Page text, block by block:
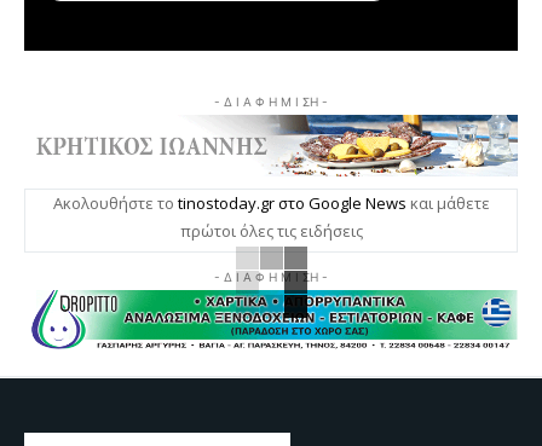
- Δ Ι Α Φ Η Μ Ι ΣΗ -
Ακολουθήστε το tinostoday.gr στο Google News και μάθετε
πρώτοι όλες τις ειδήσεις
- Δ Ι Α Φ Η Μ Ι ΣΗ -